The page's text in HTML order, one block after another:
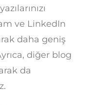
ve LinkedIn
daha geniş
diğer blog
da